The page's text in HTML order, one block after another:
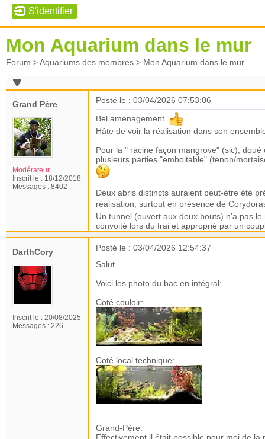
Mon Aquarium dans le mur
Forum >Aquariums des membres> Mon Aquarium dans le mur
Grand Père
Modérateur
Inscrit le : 18/12/2018
Messages : 8402
Posté le : 03/04/2026 07:53:06
Bel aménagement.
Hâte de voir la réalisation dans son
Pour la " racine façon mangrove" (sic),
plusieurs parties "emboitable" (tenon/
Deux abris distincts auraient peut-être été
réalisation, surtout en présence de
Un tunnel (ouvert aux deux bouts) n'a pas
convoité lors du frai et approprié par un
DarthCory
Inscrit le : 20/08/2025
Messages : 226
Posté le : 03/04/2026 12:54:37
Salut
Voici les photo du bac en intégral:
Coté couloir:
Coté local technique:
Grand-Père: